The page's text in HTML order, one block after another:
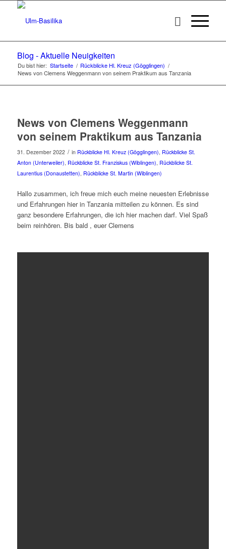
Blog - Aktuelle Neuigkeiten
Du bist hier: Startseite / Rückblicke Hl. Kreuz (Gögglingen) /
News von Clemens Weggenmann von seinem Praktikum aus Tanzania
News von Clemens Weggenmann
von seinem Praktikum aus Tanzania
31. Dezember 2022 / in Rückblicke Hl. Kreuz (Gögglingen), Rückblicke St.
Anton (Unterweiler), Rückblicke St. Franziskus (Wiblingen), Rückblicke St.
Laurentius (Donaustetten), Rückblicke St. Martin (Wiblingen)
Hallo zusammen, ich freue mich euch meine neuesten Erlebnisse
und Erfahrungen hier in Tanzania mitteilen zu können. Es sind
ganz besondere Erfahrungen, die ich hier machen darf. Viel Spaß
beim reinhören. Bis bald , euer Clemens